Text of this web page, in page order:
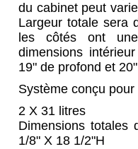
du cabinet peut
Largeur totale sera
les côtés ont
dimensions
19" de profond et
Système conçu
2 X 31 litres
Dimensions totales
1/8" X 18 1/2"H